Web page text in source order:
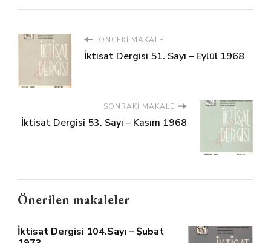
ÖNCEKI MAKALE
İktisat Dergisi 51. Sayı – Eylül 1968
SONRAKI MAKALE
İktisat Dergisi 53. Sayı – Kasım 1968
Önerilen makaleler
İktisat Dergisi 104.Sayı – Şubat